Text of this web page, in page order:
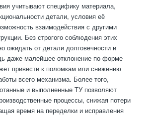
учитывают специфику материала,
детали, условия её
взаимодействия с другими
Без строгого соблюдения этих
ожидать от детали долговечности и
даже малейшее отклонение по форме
привести к поломкам или снижению
всего механизма. Более того,
и выполненные ТУ позволяют
процессы, снижая потери
время на переделки и исправления